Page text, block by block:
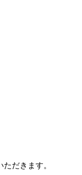
だきます。